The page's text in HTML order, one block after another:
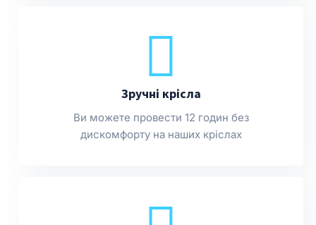
Зручні крісла
Ви можете провести 12 годин без
дискомфорту на наших кріслах